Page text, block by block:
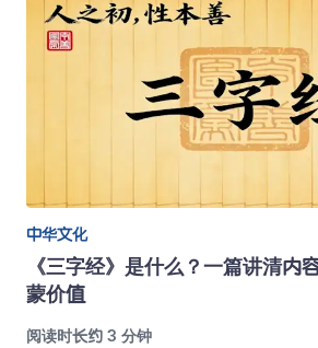
中华文化
《三字经》是什么？一篇讲清内
蒙价值
阅读时长约 3 分钟